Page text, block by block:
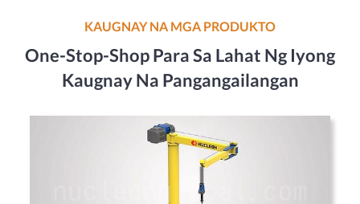
KAUGNAY NA MGA PRODUKTO
One-Stop-Shop Para Sa Lahat Ng Iyong
Kaugnay Na Pangangailangan